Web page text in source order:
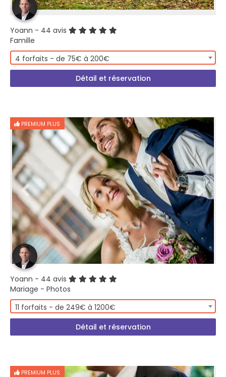
Yoann - 44 avis
Famille
4 forfaits - de 75€ à 200€
Détail et réservation
PREMIUM PLUS
Yoann - 44 avis
Mariage - Photos
11 forfaits - de 249€ à 1200€
Détail et réservation
PREMIUM PLUS